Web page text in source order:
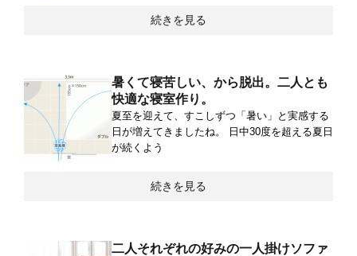
続きを見る
暑くて寝苦しい、から脱出。二人とも
快適な寝室作り。
夏至を迎えて、すこしずつ「暑い」と実感する
日が増えてきましたね。 日中30度を超える夏日
が続くよう
続きを見る
二人それぞれの好みの一人掛けソファ